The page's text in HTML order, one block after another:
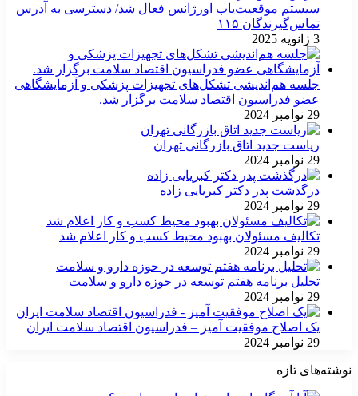
سیستم موقعیت‌یاب اورژانس فعال شد/ دسترسی به آدرس
تماس‌گیرندگان ۱۱۵
3 ژانویه 2025
جلسه هم‌اندیشی تشکل‌های تجهیزات پزشکی و آزمایشگاهی
عضو فدراسیون اقتصاد سلامت برگزار شد.
29 نوامبر 2024
ریاست جدید اتاق بازرگانی تهران
29 نوامبر 2024
درگذشت پدر دکتر کبریایی زاده
29 نوامبر 2024
تکالیف مسئولان بهبود محیط کسب و کار اعلام شد
29 نوامبر 2024
تحلیل برنامه هفتم توسعه در حوزه دارو و سلامت
29 نوامبر 2024
یک اصلاح موفقیت آمیز – فدراسیون اقتصاد سلامت ایران
29 نوامبر 2024
نوشته‌های تازه